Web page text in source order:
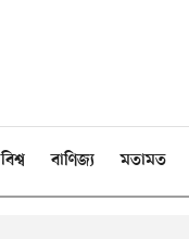
বিশ্ব বাণিজ্য মতামত